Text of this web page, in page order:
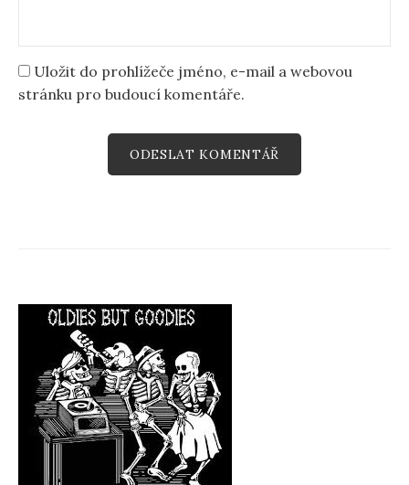
Uložit do prohlížeče jméno, e-mail a webovou
stránku pro budoucí komentáře.